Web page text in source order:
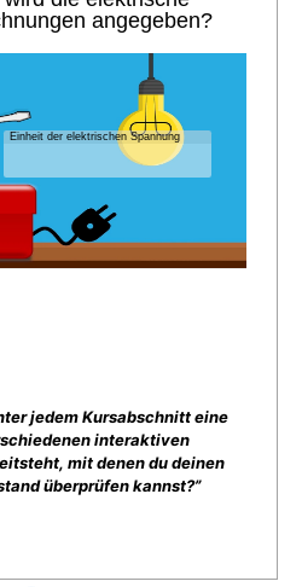
jedem Kursabschnitt eine
interaktiven
mit denen du deinen
überprüfen kannst?”